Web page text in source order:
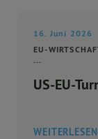
16. Juni 2026
EU-
...
US-EU-
WEITERLESEN